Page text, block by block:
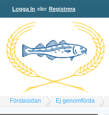
Logga In eller Registrera
Förstasidan Ej genomförda